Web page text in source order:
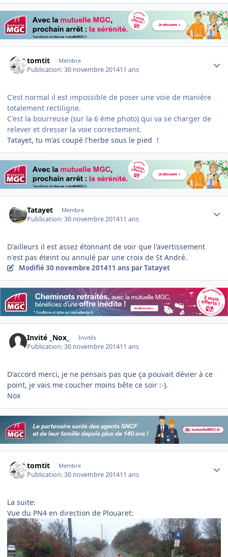
tomtit Membre
Publication:30 novembre 201411 ans
C'est normal il est impossible de poser une voie de manière
totalement rectiligne.
C'est la bourreuse (sur la 6 ème photo) qui va se charger de
relever et dresser la voie correctement.
Tatayet, tu m'as coupé l'herbe sous le pied !
Tatayet Membre
Publication:30 novembre 201411 ans
D'ailleurs il est assez étonnant de voir que l'avertissement
n'est pas éteint ou annulé par une croix de St André.
Modifié30 novembre 201411 ans par Tatayet
Invité _Nox_ Invités
Publication:30 novembre 201411 ans
D'accord merci, je ne pensais pas que ça pouvait dévier à ce
point, je vais me coucher moins bête ce soir :-).
Nox
tomtit Membre
Publication:30 novembre 201411 ans
La suite:
Vue du PN4 en direction de Plouaret: